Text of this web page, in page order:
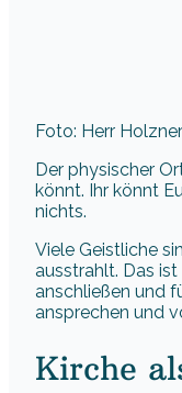
Foto: Herr Holzner
Der physischer
könnt. Ihr könnt
nichts.
Viele Geistliche
ausstrahlt. Das
anschließen und
ansprechen und
Kirche